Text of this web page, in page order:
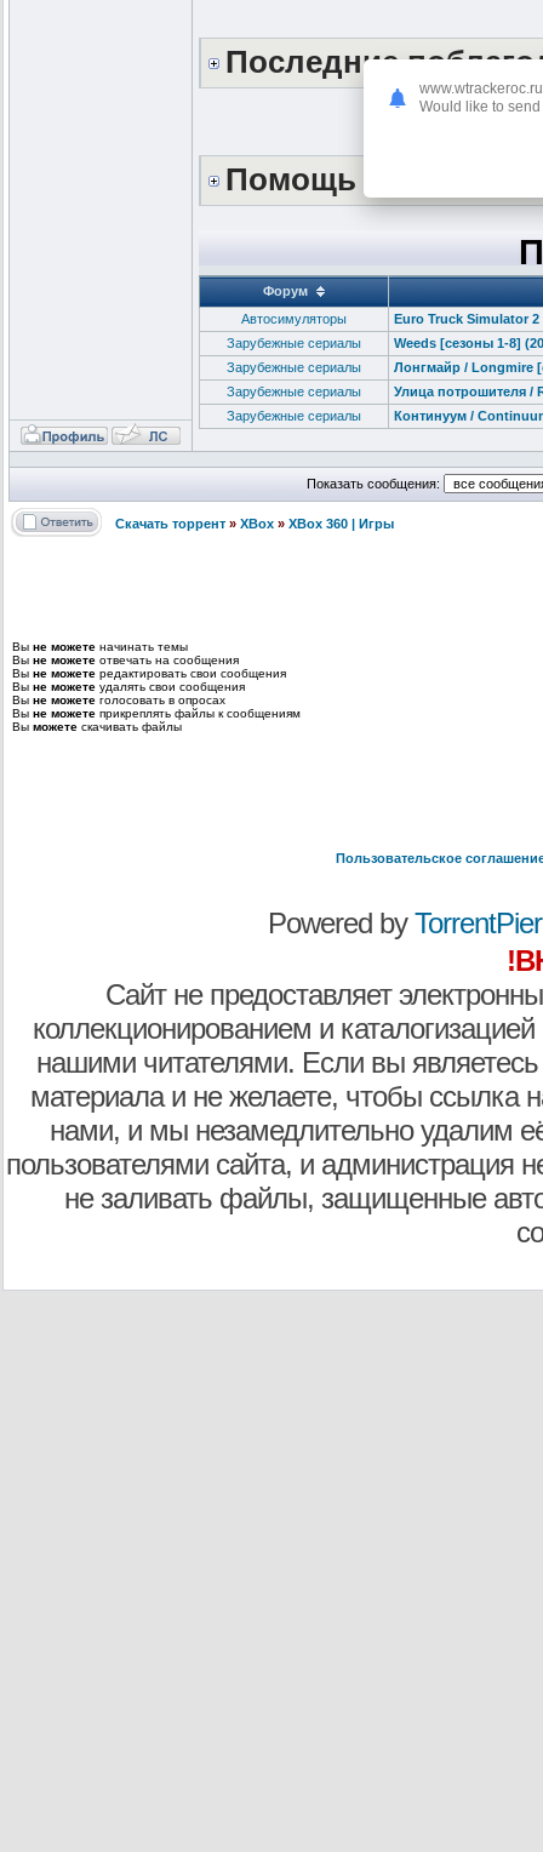
Последние
Помощь сайту
Форум
Автосимуляторы
Euro Truck Simulator 2
Зарубежные сериалы
Weeds [сезоны 1-8]
Зарубежные сериалы
Лонгмайр / Longmire
Зарубежные сериалы
Улица потрошителя /
Зарубежные сериалы
Континуум /
Показать сообщения:
Скачать торрент » XBox » XBox 360 | Игры
Вы не можете начинать темы
Вы не можете отвечать на сообщения
Вы не можете редактировать свои сообщения
Вы не можете удалять свои сообщения
Вы не можете голосовать в опросах
Вы не можете прикреплять файлы к сообщениям
Вы можете скачивать файлы
Пользовательское
Powered by
Сайт не предоставляет
коллекционированием и
нашими читателями. Если вы являетесь
материала и не желаете, чтобы ссылка
нами, и мы незамедлительно удалим
пользователями сайта, и администрация
не заливать файлы, защищенные
www.wtrackeroc.ru
Would like to